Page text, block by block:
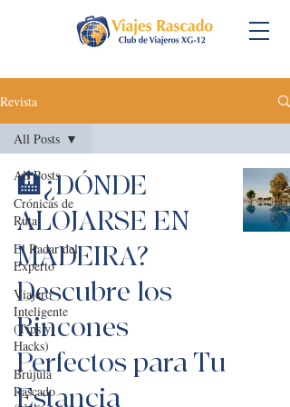
Revista
All Posts
Crónicas de
Ruta
El Radar del
Experto
Viajero
Inteligente
(Tips y
Hacks)
Brújula
Rascado
All Posts
🏨¿DÓNDE
ALOJARSE EN
MADEIRA?
Descubre los
Rincones
Perfectos para Tu
Estancia